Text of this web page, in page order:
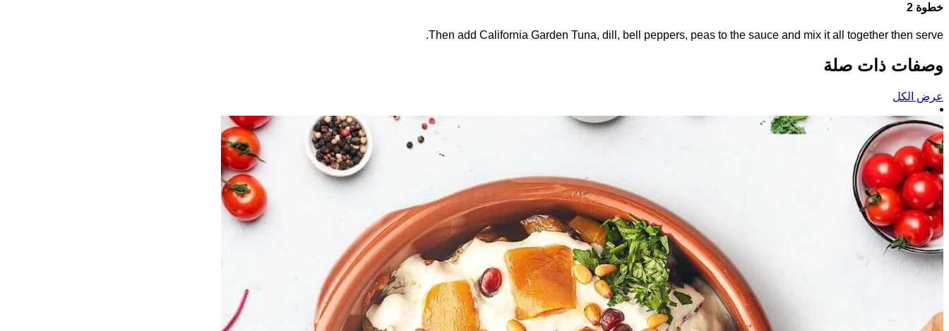
خطوة 2
Then add California Garden Tuna, dill, bell peppers, peas to the sauce and mix it all together then serve.
وصفات ذات صلة
عرض الكل